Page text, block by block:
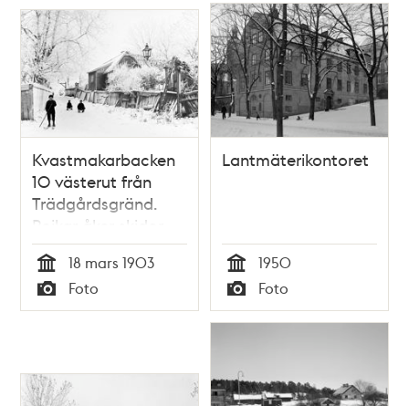
Kvastmakarbacken
10 västerut från
Trädgårdsgränd.
Pojkar åker skidor
och kälke
Tid
18 mars 1903
Typ
Foto
Lantmäterikontoret
Tid
1950
Typ
Foto